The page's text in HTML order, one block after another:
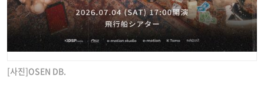
[사진]OSEN DB.